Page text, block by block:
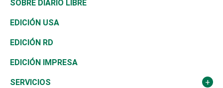
Reportajes
África
Ocenanía
Caribe
Resto del mundo
Vivienda
Telecom.
Global y variable
Economía personal
Buena Vida
Sociales
Novedades
Podcast Arte Libre
Ciclismo
Tenis
Olimpismo
Más deportes
En Directo
El Espía
Noticiero Poteleche
Columnistas
Clima
Tecnología
Historia
Martes de tecnología
Cambio climático
Mundo
Economía
Revista
Deportes
Opinión
SOBRE DIARIO LIBRE
EDICIÓN USA
EDICIÓN RD
EDICIÓN IMPRESA
SERVICIOS